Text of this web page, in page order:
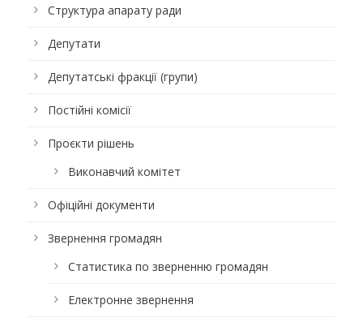
Структура апарату ради
Депутати
Депутатські фракції (групи)
Постійні комісії
Проєкти рішень
Виконавчий комітет
Офіційні документи
Звернення громадян
Статистика по зверненню громадян
Електронне звернення